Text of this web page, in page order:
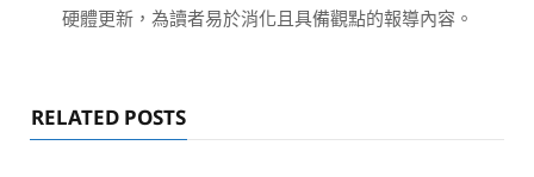
硬體更新，為讀者易於消化且具備觀點的報導內容。
RELATED POSTS